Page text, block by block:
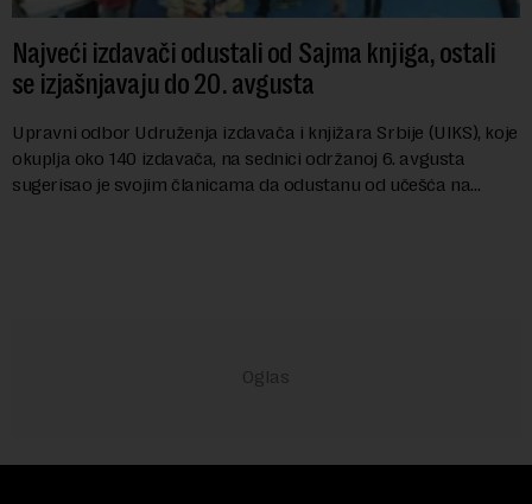
Najveći izdavači odustali od Sajma knjiga, ostali
se izjašnjavaju do 20. avgusta
Upravni odbor Udruženja izdavača i knjižara Srbije (UIKS), koje
okuplja oko 140 izdavača, na sednici održanoj 6. avgusta
sugerisao je svojim članicama da odustanu od učešća na